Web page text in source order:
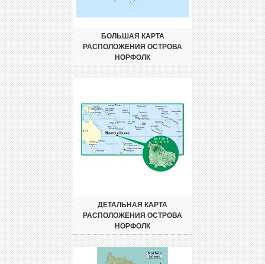
БОЛЬШАЯ КАРТА
РАСПОЛОЖЕНИЯ ОСТРОВА
НОРФОЛК
ДЕТАЛЬНАЯ КАРТА
РАСПОЛОЖЕНИЯ ОСТРОВА
НОРФОЛК